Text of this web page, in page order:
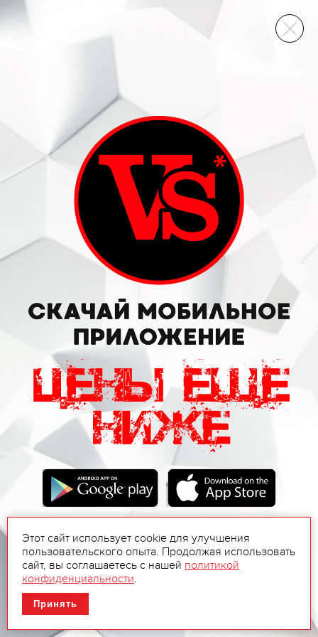
ВИННЫЙ СКЛАД
Этот сайт использует cookie для улучшения
пользовательского опыта. Продолжая использовать
сайт, вы соглашаетесь с нашей политикой
конфиденциальности.
Принять